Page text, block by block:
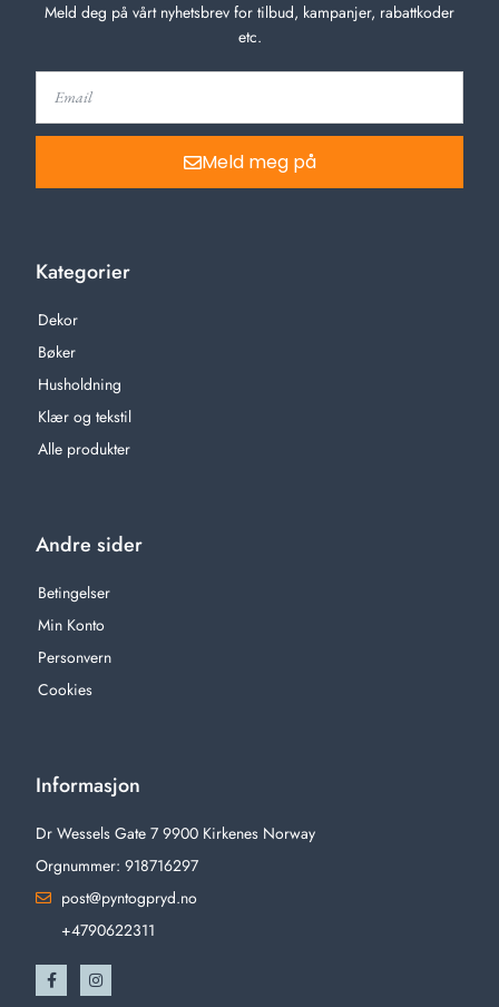
Meld deg på vårt nyhetsbrev for tilbud, kampanjer, rabattkoder
etc.
Meld meg på
Kategorier
Dekor
Bøker
Husholdning
Klær og tekstil
Alle produkter
Andre sider
Betingelser
Min Konto
Personvern
Cookies
Informasjon
Dr Wessels Gate 7 9900 Kirkenes Norway
Orgnummer: 918716297
post@pyntogpryd.no
+4790622311